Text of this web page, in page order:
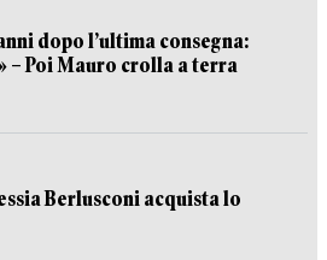
dopo l’ultima consegna:
– Poi Mauro crolla a terra
Berlusconi acquista lo